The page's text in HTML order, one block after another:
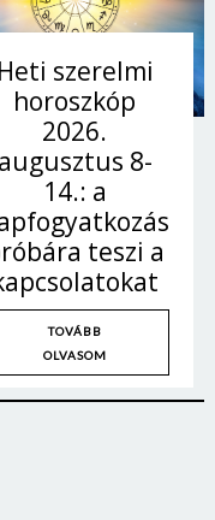
Heti szerelmi
horoszkóp
2026.
augusztus 8-
14.: a
teszi a
TOVÁBB
OLVASOM